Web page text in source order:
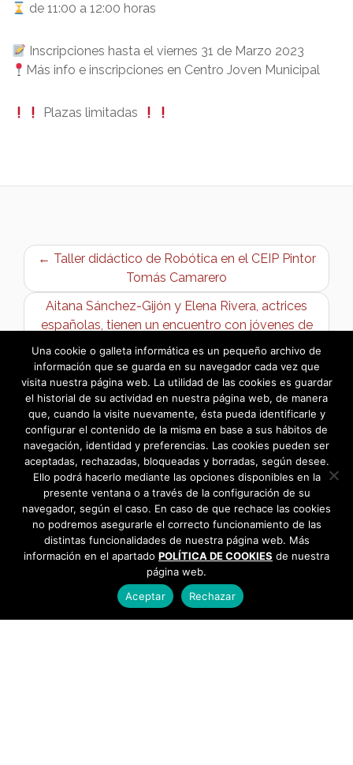
de 11:00 a 12:00 horas
Inscripciones hasta el viernes 31 de Marzo 2023
Más info e inscripciones en Centro Joven Municipal
Plazas limitadas
← Taller didáctico de Robótica en el CEIP Pintor
Tomás Camarero
Aitana Sánchez-Gijón y Elena Rivera, actrices
españolas, tienen un encuentro con jóvenes de
Bargas →
Una cookie o galleta informática es un pequeño archivo de
información que se guarda en su navegador cada vez que
visita nuestra página web. La utilidad de las cookies es guardar
el historial de su actividad en nuestra página web, de manera
que, cuando la visite nuevamente, ésta pueda identificarle y
configurar el contenido de la misma en base a sus hábitos de
navegación, identidad y preferencias. Las cookies pueden ser
aceptadas, rechazadas, bloqueadas y borradas, según desee.
Ello podrá hacerlo mediante las opciones disponibles en la
presente ventana o a través de la configuración de su
navegador, según el caso. En caso de que rechace las cookies
no podremos asegurarle el correcto funcionamiento de las
distintas funcionalidades de nuestra página web. Más
información en el apartado POLÍTICA DE COOKIES de nuestra
página web.
Aceptar
Rechazar